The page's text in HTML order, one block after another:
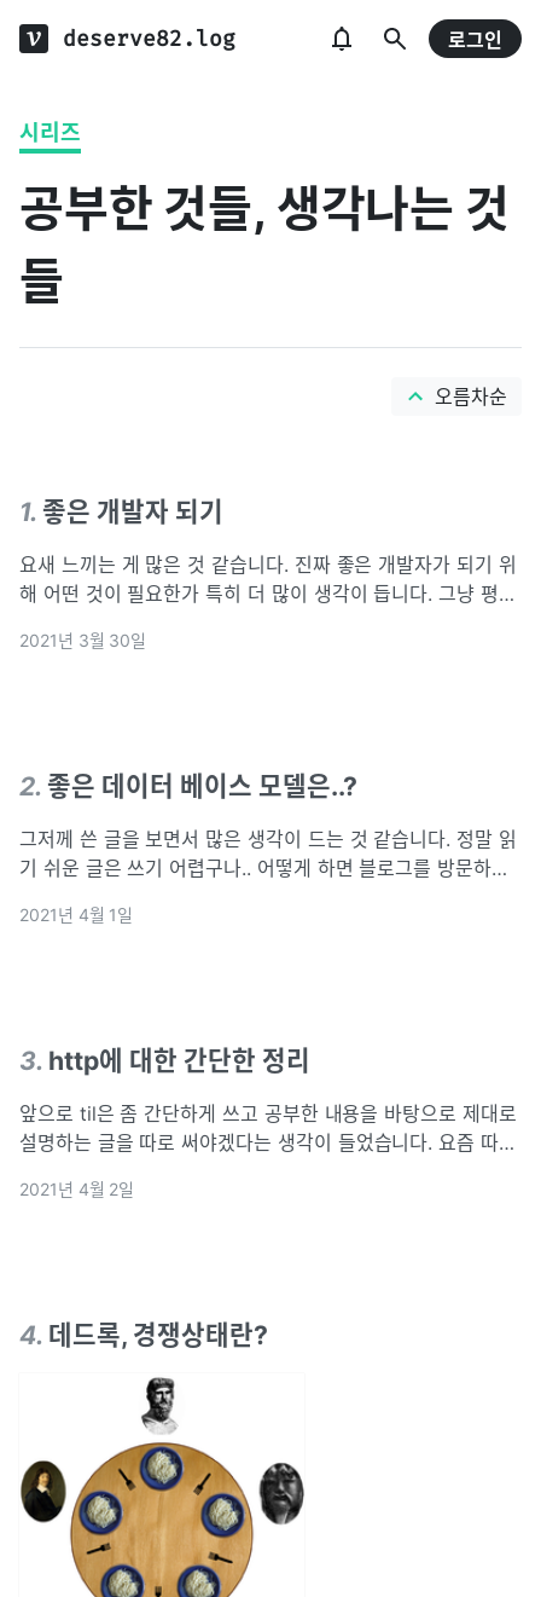
deserve82.log 로그인
시리즈
공부한 것들, 생각나는 것
들
오름차순
1. 좋은 개발자 되기
요새 느끼는 게 많은 것 같습니다. 진짜 좋은 개발자가 되기 위
해 어떤 것이 필요한가 특히 더 많이 생각이 듭니다. 그냥 평범
기면서 일하는 것이 좋은 건지 스스로 질문을 많이 해보게 되
2021년 3월 30일
2. 좋은 데이터 베이스 모델은..?
그저께 쓴 글을 보면서 많은 생각이 드는 것 같습니다. 정말 읽
기 쉬운 글은 쓰기 어렵구나.. 어떻게 하면 블로그를 방문하는
만, 오늘 공부한 내용은 많고 이것을 정리하는 것은 공부한 만
2021년 4월 1일
3. http에 대한 간단한 정리
앞으로 til은 좀 간단하게 쓰고 공부한 내용을 바탕으로 제대로
설명하는 글을 따로 써야겠다는 생각이 들었습니다. 요즘 따라
나는 것 같습니다. 게으르게 살았던 지난 날들이 너무 후회가
2021년 4월 2일
4. 데드록, 경쟁상태란?